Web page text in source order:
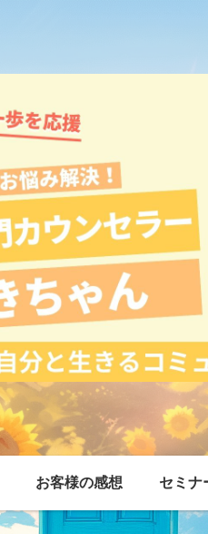
お客様の感想 セミナ